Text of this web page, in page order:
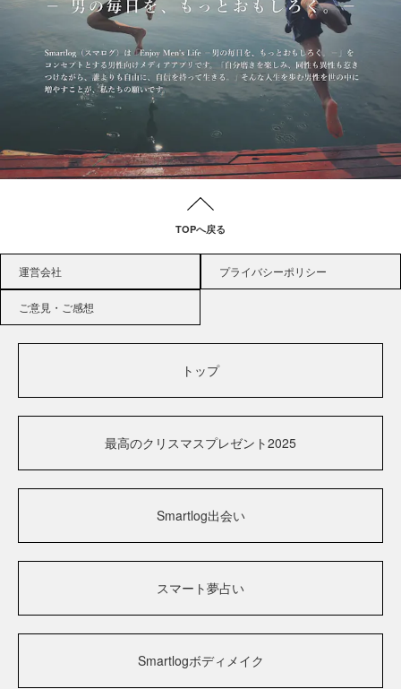
TOPへ戻る
運営会社 プライバシーポリシー
ご意見・ご感想
トップ
最高のクリスマスプレゼント2025
Smartlog出会い
スマート夢占い
Smartlogボディメイク